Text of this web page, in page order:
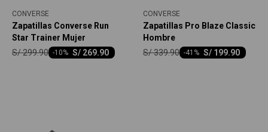
CONVERSE
Zapatillas Converse Run
Star Trainer Mujer
S/ 269.90
-10
S/299.90
CONVERSE
Zapatillas Pro Blaze Classic
Hombre
S/ 199.90
-41
S/339.90